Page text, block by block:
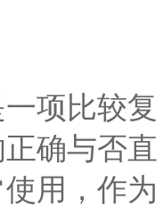
项比较复
确与否直
用，作为